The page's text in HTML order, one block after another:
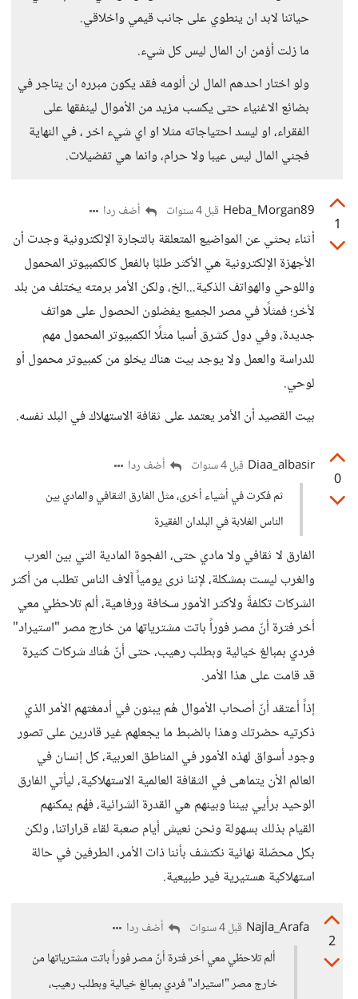
حياتنا لابد ان ينطوي على جانب قيمي واخلاقي.
ما زلت أؤمن ان المال ليس كل شيء.
ولو اختار احدهم المال لن ألومه فقد يكون مبرره ان يتاجر في
بضائع الاغنياء حتى يكسب مزيد من الأموال لينفقها على
الفقراء، او ليسد احتياجاته مثلا او اي شيء اخر ، في النهاية
فجني المال ليس عيبا ولا حرام، وانما هي تفضيلات.
1
Heba_Morgan89 قبل 4 سنوات أضف ردا
أثناء بحثي عن المواضيع المتعلقة بالتجارة الإلكترونية وجدت أن
الأجهزة الإلكترونية هي الأكثر طلبًا بالفعل كالكمبيوتر المحمول
واللوحي والهواتف الذكية...الخ، ولكن الأمر برمته يختلف من بلد
لأخر؛ فمثلًا في مصر الجميع يفضلون الحصول على هواتف
جديدة، وفي دول كشرق أسيا مثلًا الكمبيوتر المحمول مهم
للدراسة والعمل ولا يوجد بيت هناك يخلو من كمبيوتر محمول أو
لوحي.
بيت القصيد أن الأمر يعتمد على ثقافة الاستهلاك في البلد نفسه.
0
Diaa_albasir قبل 4 سنوات
أضف ردا
ثم فكرت في أشياء أخرى، مثل الفارق الثقافي والمادي بين
الناس الغلابة في البلدان الفقيرة
الفارق لا ثقافي ولا مادي حتى، الفجوة المادية التي بين العرب
والغرب ليست بمشكلة، لإننا نرى يومياً آلاف الناس تطلب من أكثر
الشركات تكلفةً ولأكثر الأمور سخافة ورفاهية، ألم تلاحظي معي
أخر فترة أنّ مصر فوراً باتت مشترياتها من خارج مصر "استيراد"
فردي بمبالغ خيالية وبطلب رهيب، حتى أنّ هُناك شركات كثيرة
قد قامت على هذا الأمر.
إذاً أعتقد أنّ أصحاب الأموال هُم يبنون في أدمغتهم الأمر الذي
ذكرتيه حضرتك وهذا بالضبط ما يجعلهم غير قادرين على تصور
وجود أسواق لهذه الأمور في المناطق العربية، كل إنسان في
العالم الأن يتماهى في الثقافة العالمية الاستهلاكية، ليأتي الفارق
الوحيد برأيي بيننا وبينهم هي القدرة الشرائية، فهُم يمكنهم
القيام بذلك بسهولة ونحن نعيش أيام صعبة لقاء قراراتنا، ولكن
بكل محصّلة نهائية نكتشف بأننا ذات الأمر، الطرفين في حالة
استهلاكية هستيرية فير طبيعية.
2
Najla_Arafa قبل 4 سنوات
أضف ردا
ألم تلاحظي معي أخر فترة أنّ مصر فوراً باتت مشترياتها من
خارج مصر "استيراد" فردي بمبالغ خيالية وبطلب رهيب،